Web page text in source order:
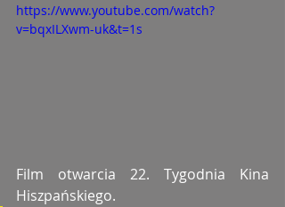
https://www.youtube.com/watch?
v=bqxILXwm-uk&t=1s
Film otwarcia 22. Tygodnia Kina
Hiszpańskiego.